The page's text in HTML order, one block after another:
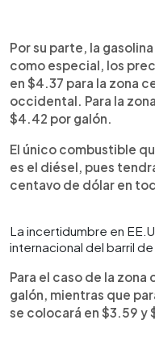
Por su parte, la
como especial, los
en $4.37 para la zona
occidental. Para la
$4.42 por galón.
El único combustible
es el diésel, pues
centavo de dólar en
La incertidumbre en
internacional del barril
Para el caso de la
galón, mientras que
se colocará en $3.59